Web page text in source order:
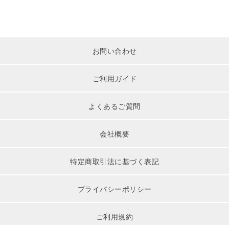
お問い合わせ
ご利用ガイド
よくあるご質問
会社概要
特定商取引法に基づく表記
プライバシーポリシー
ご利用規約